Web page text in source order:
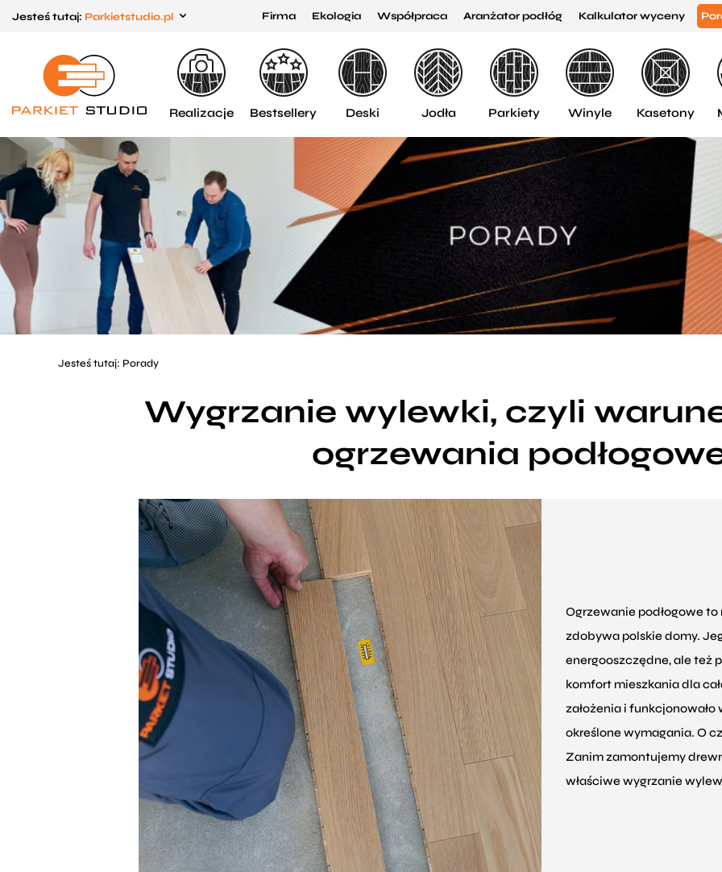
do menu
głównego
do
menu
w
stopce
Jesteś tutaj: Parkietstudio.pl Firma Ekologia Współpraca Aranżator podłóg Kalkulator wyceny
Realizacje Bestsellery Deski Jodła Parkiety Winyle Kasetony
Jesteś tutaj: Porady
Wygrzanie wylewki, czyli
ogrzewania
Ogrzewanie podłogowe
zdobywa polskie domy.
energooszczędne, ale też
komfort mieszkania dla
założenia i funkcjonowało
określone wymagania. O
Zanim zamontujemy
właściwe wygrzanie